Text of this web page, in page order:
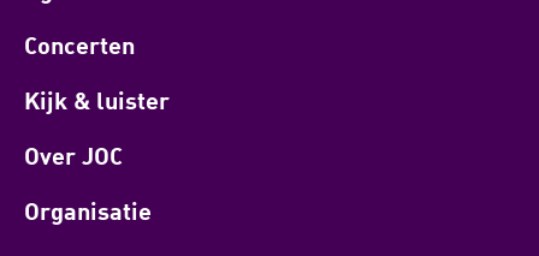
Concerten
Kijk & luister
Over JOC
Organisatie